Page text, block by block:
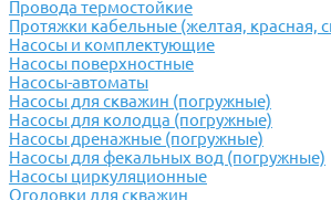
Провода термостойкие
Протяжки кабельные (желтая, красная,
Насосы и комплектующие
Насосы поверхностные
Насосы-автоматы
Насосы для скважин (погружные)
Насосы для колодца (погружные)
Насосы дренажные (погружные)
Насосы для фекальных вод (погружные)
Насосы циркуляционные
Оголовки для скважин